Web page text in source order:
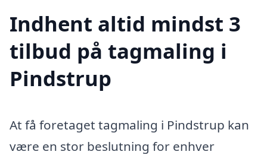
Indhent altid mindst 3
tilbud på tagmaling i
Pindstrup
At få foretaget tagmaling i Pindstrup kan
være en stor beslutning for enhver